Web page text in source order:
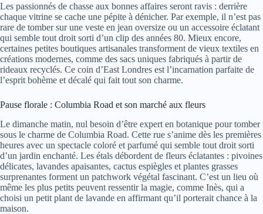
Les passionnés de chasse aux bonnes affaires seront ravis : derrière
chaque vitrine se cache une pépite à dénicher. Par exemple, il n’est pas
rare de tomber sur une veste en jean oversize ou un accessoire éclatant
qui semble tout droit sorti d’un clip des années 80. Mieux encore,
certaines petites boutiques artisanales transforment de vieux textiles en
créations modernes, comme des sacs uniques fabriqués à partir de
rideaux recyclés. Ce coin d’East Londres est l’incarnation parfaite de
l’esprit bohème et décalé qui fait tout son charme.
Pause florale : Columbia Road et son marché aux fleurs
Le dimanche matin, nul besoin d’être expert en botanique pour tomber
sous le charme de Columbia Road. Cette rue s’anime dès les premières
heures avec un spectacle coloré et parfumé qui semble tout droit sorti
d’un jardin enchanté. Les étals débordent de fleurs éclatantes : pivoines
délicates, lavandes apaisantes, cactus espiègles et plantes grasses
surprenantes forment un patchwork végétal fascinant. C’est un lieu où
même les plus petits peuvent ressentir la magie, comme Inès, qui a
choisi un petit plant de lavande en affirmant qu’il porterait chance à la
maison.